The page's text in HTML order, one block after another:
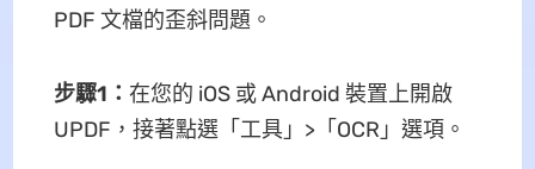
PDF 文檔的歪斜問題。
步驟1： 在您的 iOS 或 Android 裝置上開啟
UPDF，接著點選「工具」>「OCR」選項。